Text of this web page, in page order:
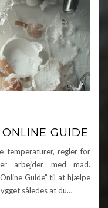
GUIDE
temperaturer, regler for
arbejder med mad.
Guide” til at hjælpe
således at du…